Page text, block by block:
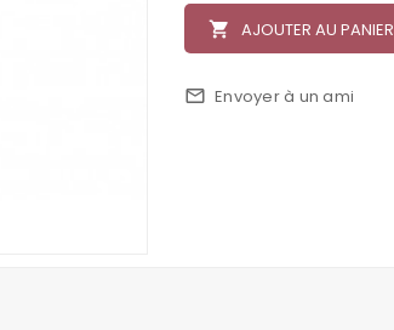
local_grocery_store AJOUTER AU PANIER
mail_outline Envoyer à un ami